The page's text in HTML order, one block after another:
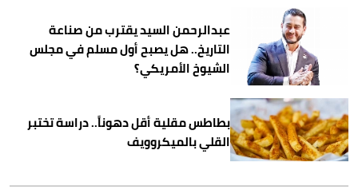
عبدالرحمن السيد يقترب من صناعة
التاريخ.. هل يصبح أول مسلم في مجلس
الشيوخ الأمريكي؟
بطاطس مقلية أقل دهوناً.. دراسة تختبر
القلي بالميكروويف